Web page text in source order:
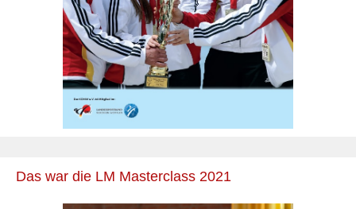
Das war die LM Masterclass 2021